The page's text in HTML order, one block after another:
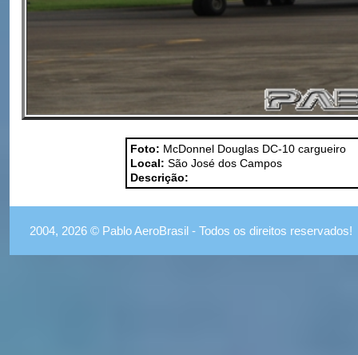
Foto: McDonnel Douglas DC-10 cargueiro
Local: São José dos Campos
Descrição:
2004, 2026 © Pablo AeroBrasil - Todos os direitos reservados!